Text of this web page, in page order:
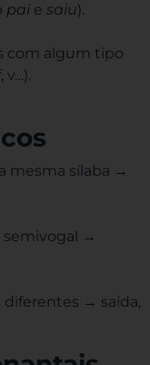
pai e saiu).
com algum tipo
v…).
mesma sílaba →
semivogal →
diferentes → saída,